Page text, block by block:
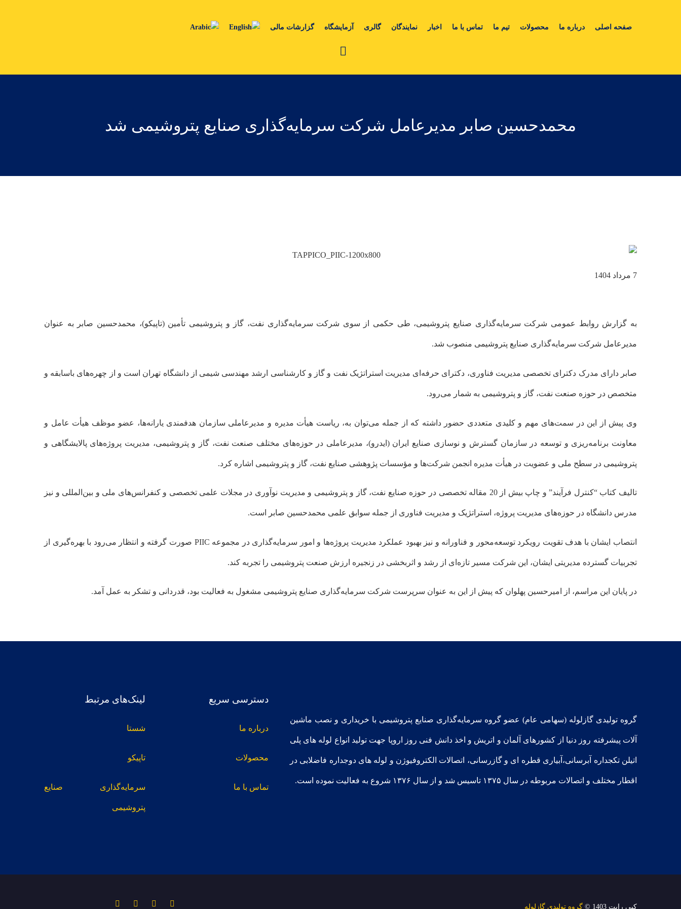
صفحه اصلی درباره ما محصولات تیم ما تماس با ما اخبار نمایندگان گالری آزمایشگاه گزارشات مالی
محمدحسین صابر مدیرعامل شرکت سرمایه‌گذاری صنایع پتروشیمی شد
7 مرداد 1404
به گزارش روابط عمومی شرکت سرمایه‌گذاری صنایع پتروشیمی، طی حکمی از سوی شرکت سرمایه‌گذاری نفت، گاز و پتروشیمی تأمین (تاپیکو)، محمدحسین صابر به عنوان
مدیرعامل شرکت سرمایه‌گذاری صنایع پتروشیمی منصوب شد.
صابر دارای مدرک دکترای تخصصی مدیریت فناوری، دکترای حرفه‌ای مدیریت استراتژیک نفت و گاز و کارشناسی ارشد مهندسی شیمی از دانشگاه تهران است و از چهره‌های باسابقه و
متخصص در حوزه صنعت نفت، گاز و پتروشیمی به شمار می‌رود.
وی پیش از این در سمت‌های مهم و کلیدی متعددی حضور داشته که از جمله می‌توان به، ریاست هیأت مدیره و مدیرعاملی سازمان هدفمندی یارانه‌ها، عضو موظف هیأت عامل و
معاونت برنامه‌ریزی و توسعه در سازمان گسترش و نوسازی صنایع ایران (ایدرو)، مدیرعاملی در حوزه‌های مختلف صنعت نفت، گاز و پتروشیمی، مدیریت پروژه‌های پالایشگاهی و
پتروشیمی در سطح ملی و عضویت در هیأت مدیره انجمن شرکت‌ها و مؤسسات پژوهشی صنایع نفت، گاز و پتروشیمی اشاره کرد.
تالیف کتاب “کنترل فرآیند” و چاپ بیش از 20 مقاله تخصصی در حوزه صنایع نفت، گاز و پتروشیمی و مدیریت نوآوری در مجلات علمی تخصصی و کنفرانس‌های ملی و بین‌المللی و نیز
مدرس دانشگاه در حوزه‌های مدیریت پروژه، استراتژیک و مدیریت فناوری از جمله سوابق علمی محمدحسین صابر است.
انتصاب ایشان با هدف تقویت رویکرد توسعه‌محور و فناورانه و نیز بهبود عملکرد مدیریت پروژه‌ها و امور سرمایه‌گذاری در مجموعه PIIC صورت گرفته و انتظار می‌رود با بهره‌گیری از
تجربیات گسترده مدیریتی ایشان، این شرکت مسیر تازه‌ای از رشد و اثربخشی در زنجیره ارزش صنعت پتروشیمی را تجربه کند.
در پایان این مراسم، از امیرحسین پهلوان که پیش از این به عنوان سرپرست شرکت سرمایه‌گذاری صنایع پتروشیمی مشغول به فعالیت بود، قدردانی و تشکر به عمل آمد.
لینک‌های مرتبط
شستا
تاپیکو
سرمایه‌گذاری صنایع
پتروشیمی
دسترسی سریع
درباره ما
محصولات
تماس با ما
گروه تولیدی گازلوله (سهامی عام) عضو گروه سرمایه‌گذاری صنایع پتروشیمی با خریداری و نصب ماشین
آلات پیشرفته روز دنیا از کشورهای آلمان و اتریش و اخذ دانش فنی روز اروپا جهت تولید انواع لوله های پلی
اتیلن تکجداره آبرسانی،آبیاری قطره ای و گازرسانی، اتصالات الکتروفیوژن و لوله های دوجداره فاضلابی در
اقطار مختلف و اتصالات مربوطه در سال ۱۳٧۵ تاسیس شد و از سال ۱۳۷۶ شروع به فعالیت نموده است.
کپی رایت 1403 © گروه تولیدی گازلوله